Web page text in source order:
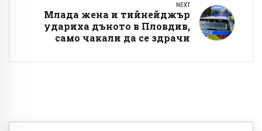
NEXT
Млада жена и тийнейджър
удариха дъното в Пловдив,
само чакали да се здрачи